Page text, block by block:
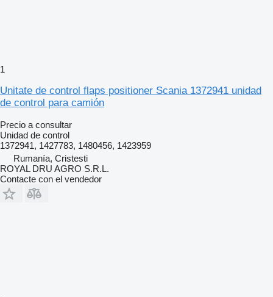
1
Unitate de control flaps positioner Scania 1372941 unidad
de control para camión
Precio a consultar
Unidad de control
1372941, 1427783, 1480456, 1423959
Rumanía, Cristesti
ROYAL DRU AGRO S.R.L.
Contacte con el vendedor